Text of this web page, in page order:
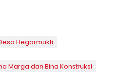
Hegarmukti
Marga dan Bina Konstruksi